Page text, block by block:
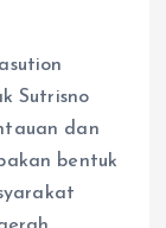
Sutrisno
dan
bentuk